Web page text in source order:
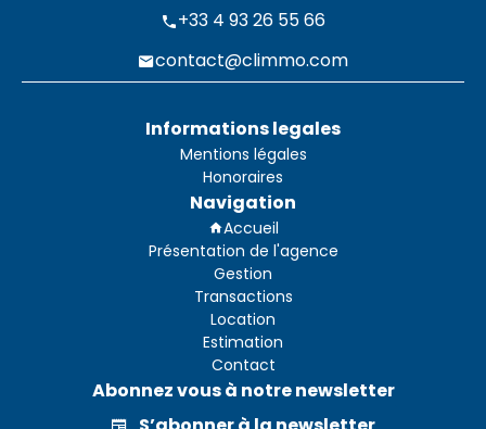
+33 4 93 26 55 66
contact@climmo.com
Informations legales
Mentions légales
Honoraires
Navigation
Accueil
Présentation de l'agence
Gestion
Transactions
Location
Estimation
Contact
Abonnez vous à notre newsletter